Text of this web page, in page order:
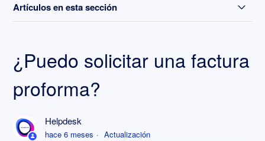
Artículos en esta sección
Preguntas frecuentes sobre pagos
¿Puedo solicitar una factura proforma?
¿Cómo puedo dar de baja mi cuenta y todos sus datos?
¿Puedo solicitar una factura
proforma?
Helpdesk
hace 6 meses Actualización